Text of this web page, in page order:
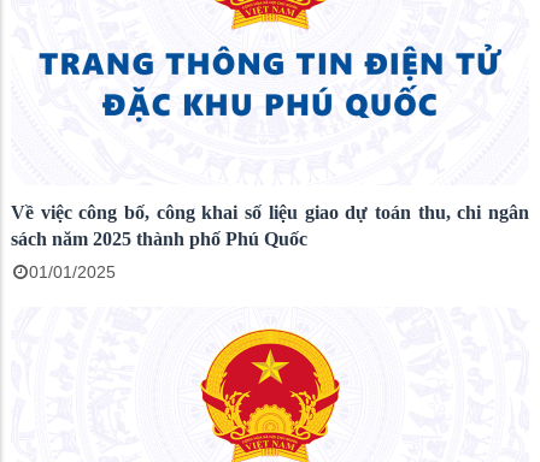
Về việc công bố, công khai số liệu giao dự toán thu, chi ngân
sách năm 2025 thành phố Phú Quốc
01/01/2025